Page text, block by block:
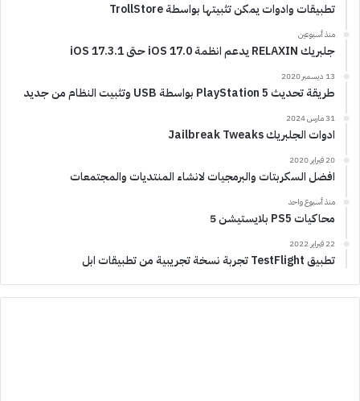
تطبيقات وادوات يمكن تثبيتها بواسطة TrollStore
منذ أسبوعين
جلبريك RELAXIN يدعم انظمة iOS 17.0 حتى iOS 17.3.1
13 ديسمبر 2020
طريقة تحديث PlayStation 5 بواسطة USB وتثبيت النظام من جديد
31 مارس 2024
ادوات الجلبريك Jailbreak Tweaks
20 فبراير 2020
افضل السكربتات والبرمجيات لانشاء المنتديات والمجتمعات
منذ أسبوع واحد
محاكيات PS5 بلايستيشن 5
22 فبراير 2022
تطبيق TestFlight تجربة نسخة تجريبية من تطبيقات ابل